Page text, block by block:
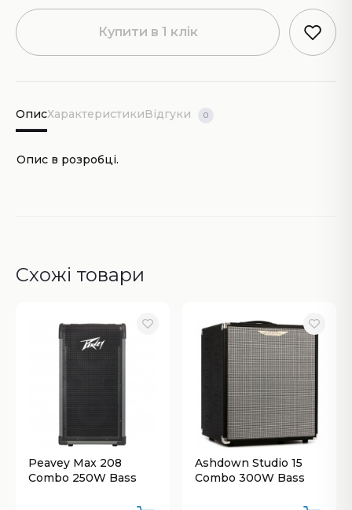
Купити в 1 клік
ОписХарактеристикиВідгуки 0
Опис в розробці.
Схожі товари
Peavey Max 208
Combo 250W Bass
Ashdown Studio 15
Combo 300W Bass